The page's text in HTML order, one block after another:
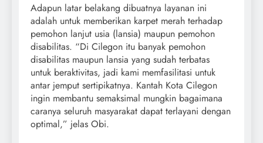
Adapun latar belakang dibuatnya layanan ini
adalah untuk memberikan karpet merah terhadap
pemohon lanjut usia (lansia) maupun pemohon
disabilitas. “Di Cilegon itu banyak pemohon
disabilitas maupun lansia yang sudah terbatas
untuk beraktivitas, jadi kami memfasilitasi untuk
antar jemput sertipikatnya. Kantah Kota Cilegon
ingin membantu semaksimal mungkin bagaimana
caranya seluruh masyarakat dapat terlayani dengan
optimal,” jelas Obi.